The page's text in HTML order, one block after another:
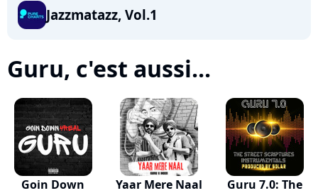
Jazzmatazz, Vol.1
Guru, c'est aussi...
Goin Down
Yaar Mere Naal
Guru 7.0: The